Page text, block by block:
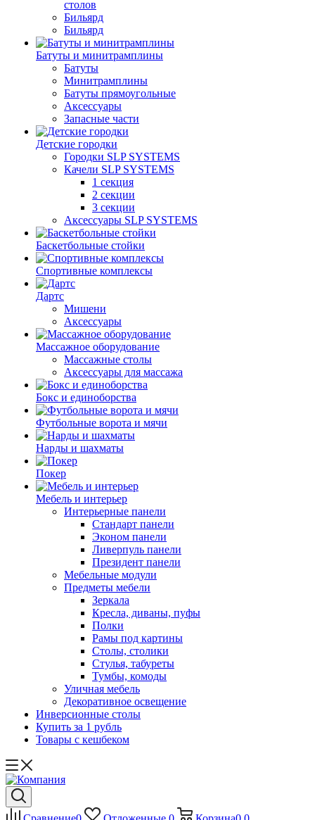
столов
Бильяpд
Бильяpд
Батуты и минитрамплины
Батуты
Минитрамплины
Батуты прямоугольные
Аксессуары
Запасные части
Детские городки
Городки SLP SYSTEMS
Качели SLP SYSTEMS
1 секция
2 секции
3 секции
Аксессуары SLP SYSTEMS
Баскетбольные стойки
Спортивные комплексы
Дартс
Мишени
Аксессуары
Массажное оборудование
Массажные столы
Аксессуары для массажа
Бокс и единоборства
Футбольные ворота и мячи
Нарды и шахматы
Покер
Мебель и интерьер
Интерьерные панели
Стандарт панели
Эконом панели
Ливерпуль панели
Президент панели
Мебельные модули
Предметы мебели
Зеркала
Кресла, диваны, пуфы
Полки
Рамы под картины
Столы, столики
Стулья, табуреты
Тумбы, комоды
Уличная мебель
Декоративное освещение
Инверсионные столы
Купить за 1 рубль
Товары с кешбеком